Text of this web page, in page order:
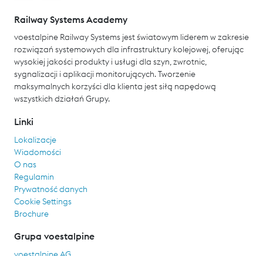
Railway Systems Academy
voestalpine Railway Systems jest światowym liderem w zakresie
rozwiązań systemowych dla infrastruktury kolejowej, oferując
wysokiej jakości produkty i usługi dla szyn, zwrotnic,
sygnalizacji i aplikacji monitorujących. Tworzenie
maksymalnych korzyści dla klienta jest siłą napędową
wszystkich działań Grupy.
Linki
Lokalizacje
Wiadomości
O nas
Regulamin
Prywatność danych
Cookie Settings
Brochure
Grupa voestalpine